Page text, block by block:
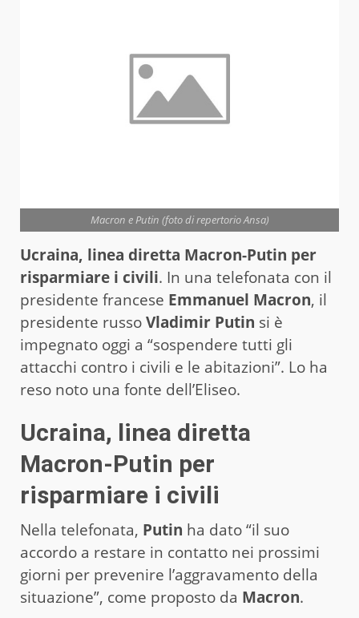
Macron e Putin (foto di repertorio Ansa)
Ucraina, linea diretta Macron-Putin per
risparmiare i civili. In una telefonata con il
presidente francese Emmanuel Macron, il
presidente russoVladimir Putin si è
impegnato oggi a “sospendere tutti gli
attacchi contro i civili e le abitazioni”. Lo ha
reso noto una fonte dell’Eliseo.
Ucraina, linea diretta
Macron-Putin per
risparmiare i civili
Nella telefonata, Putin ha dato “il suo
accordo a restare in contatto nei prossimi
giorni per prevenire l’aggravamento della
situazione”, come proposto da Macron.